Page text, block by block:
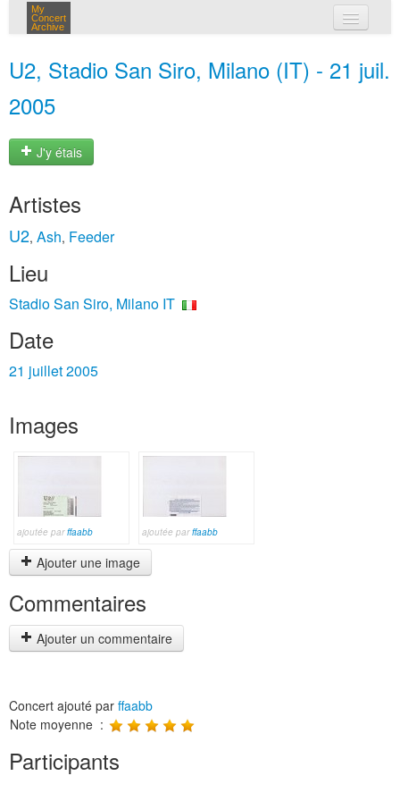
My
Concert
Archive
U2, Stadio San Siro, Milano (IT) - 21 juil.
2005
J'y étais
Artistes
U2, Ash, Feeder
Lieu
Stadio San Siro, Milano IT
Date
21 juillet 2005
Images
ajoutée parffaabb ajoutée parffaabb
Ajouter une image
Commentaires
Ajouter un commentaire
Concert ajouté par ffaabb
Note moyenne :
Participants